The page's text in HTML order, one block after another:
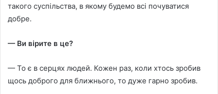
такого суспiльства, в якому будемо всi почуватися
добре.
— Ви вiрите в це?
— То є в серцях людей. Кожен раз, коли хтось зробив
щось доброго для ближнього, то дуже гарно зробив.